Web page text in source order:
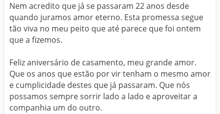
Nem acredito que já se passaram 22 anos desde
quando juramos amor eterno. Esta promessa segue
tão viva no meu peito que até parece que foi ontem
que a fizemos.
Feliz aniversário de casamento, meu grande amor.
Que os anos que estão por vir tenham o mesmo amor
e cumplicidade destes que já passaram. Que nós
possamos sempre sorrir lado a lado e aproveitar a
companhia um do outro.